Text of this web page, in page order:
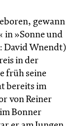
gewann
in »Sonne und
David Wnendt)
in der
früh seine
bereits im
von Reiner
Bonner